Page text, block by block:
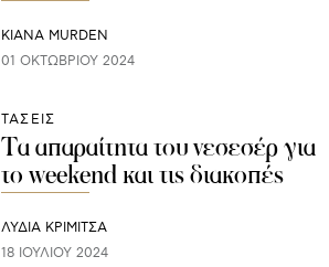
KIANA MURDEN
01 ΟΚΤΩΒΡΊΟΥ 2024
ΤΑΣΕΙΣ
Τα απαραίτητα του νεσεσέρ για
το weekend και τις διακοπές
ΛΥΔΊΑ ΚΡΙΜΙΤΣΆ
18 ΙΟΥΛΊΟΥ 2024